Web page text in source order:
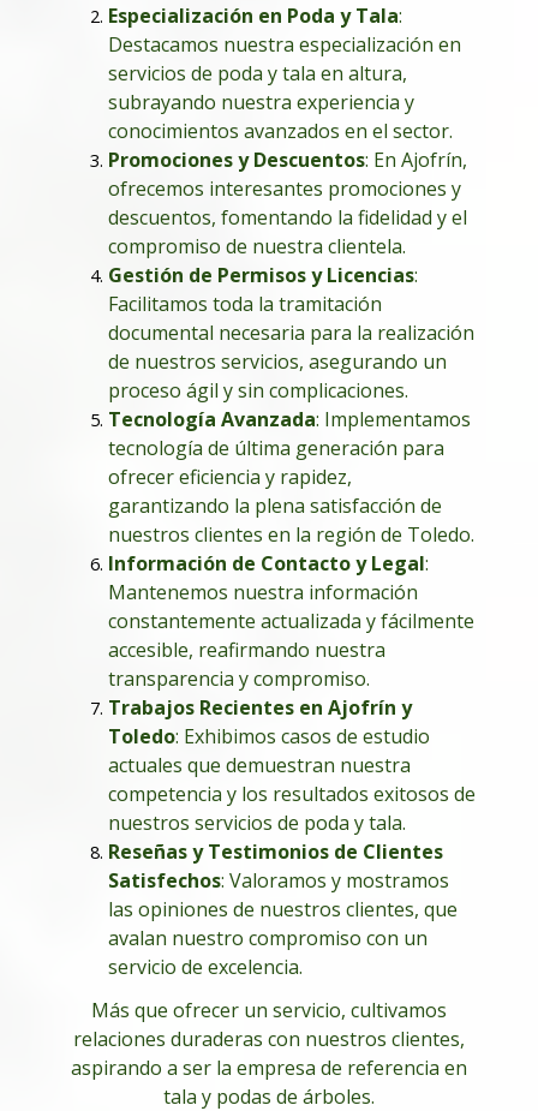
Especialización en Poda y Tala:
Destacamos nuestra especialización en
servicios de poda y tala en altura,
subrayando nuestra experiencia y
conocimientos avanzados en el sector.
Promociones y Descuentos: En Ajofrín,
ofrecemos interesantes promociones y
descuentos, fomentando la fidelidad y el
compromiso de nuestra clientela.
Gestión de Permisos y Licencias:
Facilitamos toda la tramitación
documental necesaria para la realización
de nuestros servicios, asegurando un
proceso ágil y sin complicaciones.
Tecnología Avanzada: Implementamos
tecnología de última generación para
ofrecer eficiencia y rapidez,
garantizando la plena satisfacción de
nuestros clientes en la región de Toledo.
Información de Contacto y Legal:
Mantenemos nuestra información
constantemente actualizada y fácilmente
accesible, reafirmando nuestra
transparencia y compromiso.
Trabajos Recientes en Ajofrín y
Toledo: Exhibimos casos de estudio
actuales que demuestran nuestra
competencia y los resultados exitosos de
nuestros servicios de poda y tala.
Reseñas y Testimonios de Clientes
Satisfechos: Valoramos y mostramos
las opiniones de nuestros clientes, que
avalan nuestro compromiso con un
servicio de excelencia.
Más que ofrecer un servicio, cultivamos
relaciones duraderas con nuestros clientes,
aspirando a ser la empresa de referencia en
tala y podas de árboles.